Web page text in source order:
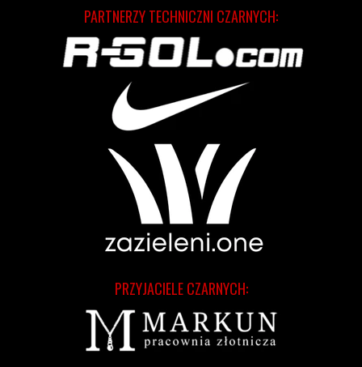
PRZYJACIELE CZARNYCH:
PARTNERZY TECHNICZNI CZARNYCH: